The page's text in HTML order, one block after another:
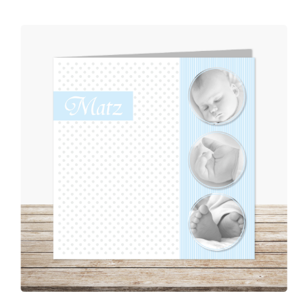
Cadeaubonnen
Doordruksets
Enveloppen
Foto's
Geboortekaartjes
Hand-outs/Losbladig
Handleidingen
Kaarten